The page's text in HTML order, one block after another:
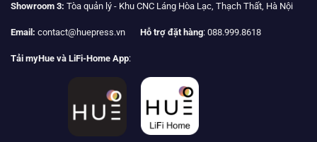
Showroom 3: Tòa quản lý - Khu CNC Láng Hòa Lạc, Thạch Thất, Hà Nội
Email: contact@huepress.vn Hỗ trợ đặt hàng: 088.999.8618
Tải myHue và LiFi-Home App: